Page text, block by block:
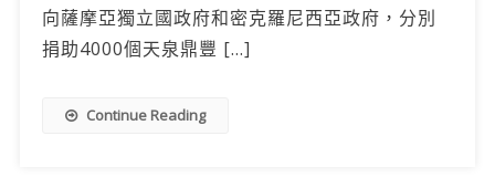
向薩摩亞獨立國政府和密克羅尼西亞政府，分別
捐助4000個天泉鼎豐 […]
Continue Reading